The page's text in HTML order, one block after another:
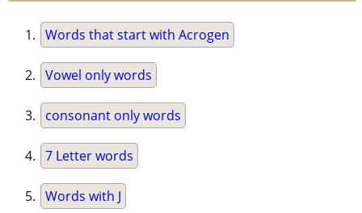
Words that start with Acrogen
Vowel only words
consonant only words
7 Letter words
Words with J